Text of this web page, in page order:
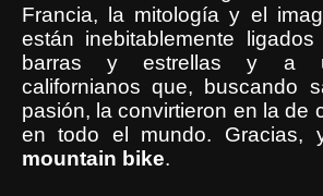
Francia, la mitología y el
están inebitablemente
barras y estrellas y a
californianos que, buscando
pasión, la convirtieron en la de
en todo el mundo. Gracias,
mountain bike.